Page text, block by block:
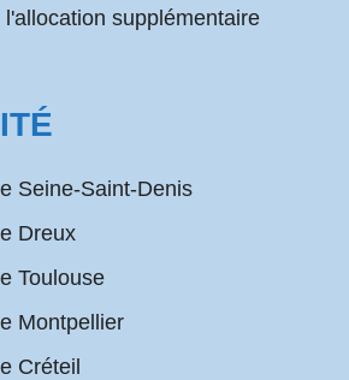
supplémentaire
Seine-Saint-Denis
Dreux
Toulouse
Montpellier
Créteil